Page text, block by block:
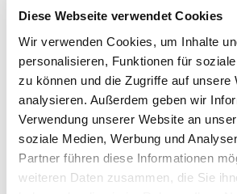
Diese Webseite verwendet Cookies
Wir verwenden Cookies, um Inhalte
personalisieren, Funktionen für
zu können und die Zugriffe auf unsere
analysieren. Außerdem geben wir
Verwendung unserer Website an
soziale Medien, Werbung und
Partner führen diese Informationen
weiteren Daten zusammen, die Sie
fünfzehn Topfuntersetzer kauften,
hatte ihn noch nie interessiert.
Und nun war Karin hier allein, eine
anderen knallte durch. Bald würde
Kerzen waren keine im Haus. Die
irgendwo im Angebot gegeben,
missgelaunt. So ein Blödsinn. Und
war hier auch äußerst lausig.